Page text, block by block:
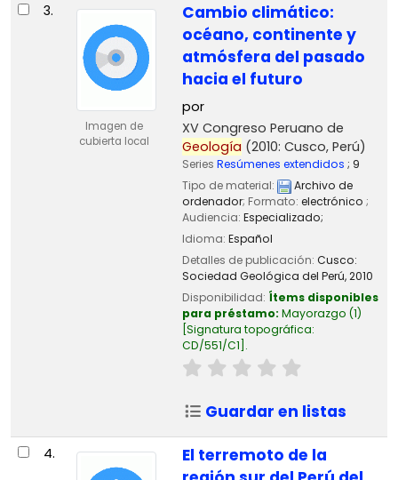
3.
Imagen de
cubierta local
Cambio climático:
océano, continente y
atmósfera del pasado
hacia el futuro
por
XV Congreso Peruano de
Geología (2010: Cusco, Perú)
Series Resúmenes extendidos ; 9
Tipo de material:
Archivo de
ordenador; Formato: electrónico ;
Audiencia: Especializado;
Idioma: Español
Detalles de publicación: Cusco:
Sociedad Geológica del Perú,2010
Disponibilidad: Ítems disponibles
para préstamo: Mayorazgo (1)
Signatura topográfica:
CD/551/C1 .
Guardar en listas
4.
El terremoto de la